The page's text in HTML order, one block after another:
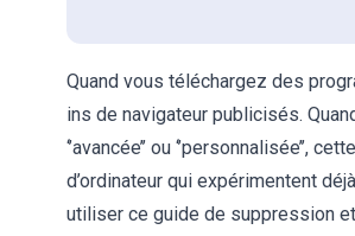
Quand vous téléchargez des
ins de navigateur publicisés.
‘’avancée’’ ou
d’ordinateur qui expérimentent
utiliser ce guide de suppression